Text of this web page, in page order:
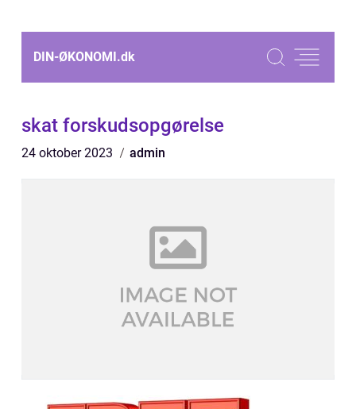
DIN-ØKONOMI.dk
skat forskudsopgørelse
24 oktober 2023 admin